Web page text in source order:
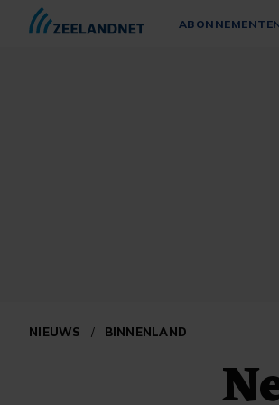
NIEUWS / BINNENLAND